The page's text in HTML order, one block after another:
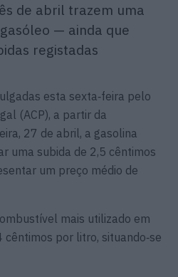
de abril trazem uma
— ainda que
registadas
esta sexta‑feira pelo
(ACP), a partir da
27 de abril, a gasolina
uma subida de 2,5 cêntimos
um preço médio de
mais utilizado em
cêntimos por litro, situando‑se